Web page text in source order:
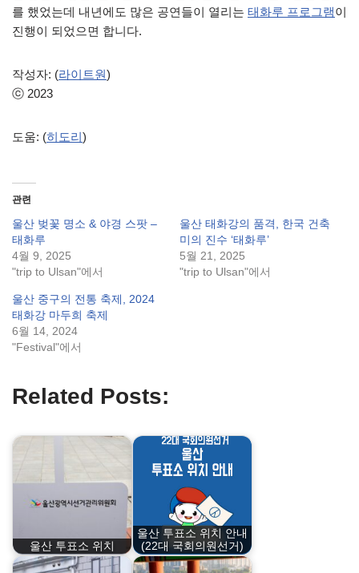
를 했었는데 내년에도 많은 공연들이 열리는 태화루 프로그램이
진행이 되었으면 합니다.
작성자: (라이트원)
ⓒ 2023
도움: (히도리)
관련
울산 벚꽃 명소 & 야경 스팟 –
태화루
4월 9, 2025
"trip to Ulsan"에서
울산 태화강의 품격, 한국 건축
미의 진수 ‘태화루’
5월 21, 2025
"trip to Ulsan"에서
울산 중구의 전통 축제, 2024
태화강 마두희 축제
6월 14, 2024
"Festival"에서
Related Posts:
울산 투표소 위치
울산 투표소 위치 안내
(22대 국회의원선거)